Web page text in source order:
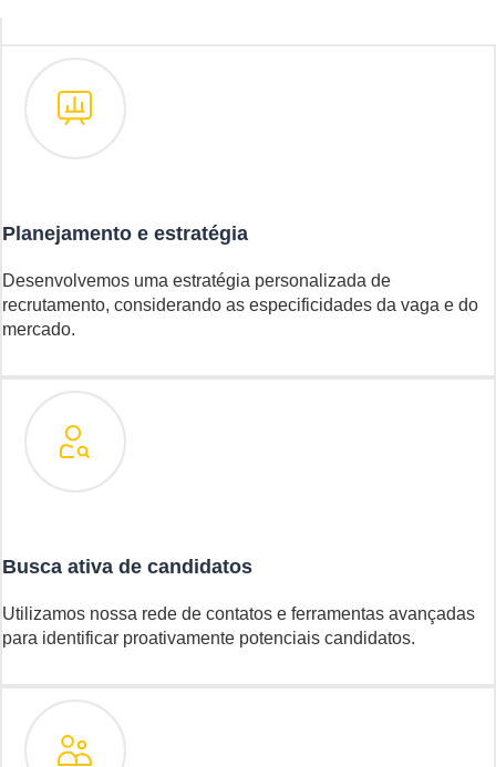
Planejamento e estratégia
Desenvolvemos uma estratégia personalizada de
recrutamento, considerando as especificidades da vaga e do
mercado.
Busca ativa de candidatos
Utilizamos nossa rede de contatos e ferramentas avançadas
para identificar proativamente potenciais candidatos.